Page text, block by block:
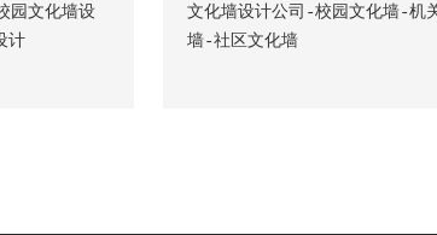
园文化墙设
计
文化墙设计公司-校园文化墙-机
墙-社区文化墙